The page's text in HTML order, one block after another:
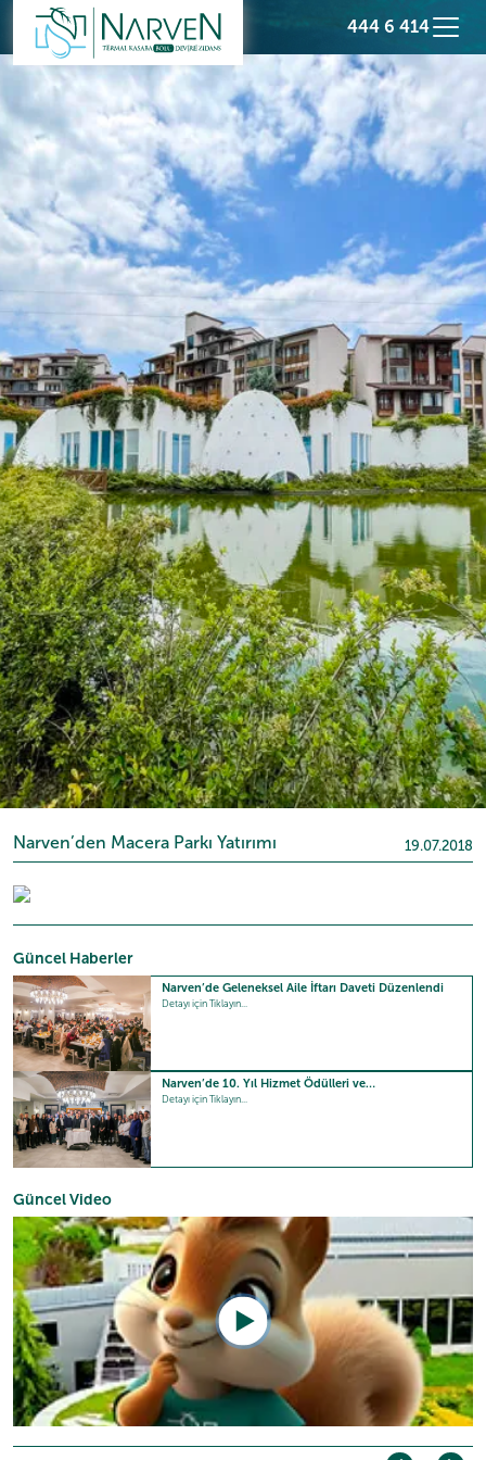
444 6 414
Güncel Haberler
Narven’de Geleneksel Aile İftarı Daveti Düzenlendi
Detayı için Tıklayın...
Narven’de 10. Yıl Hizmet Ödülleri ve…
Detayı için Tıklayın...
Güncel Video
Narven’den Macera Parkı Yatırımı 19.07.2018